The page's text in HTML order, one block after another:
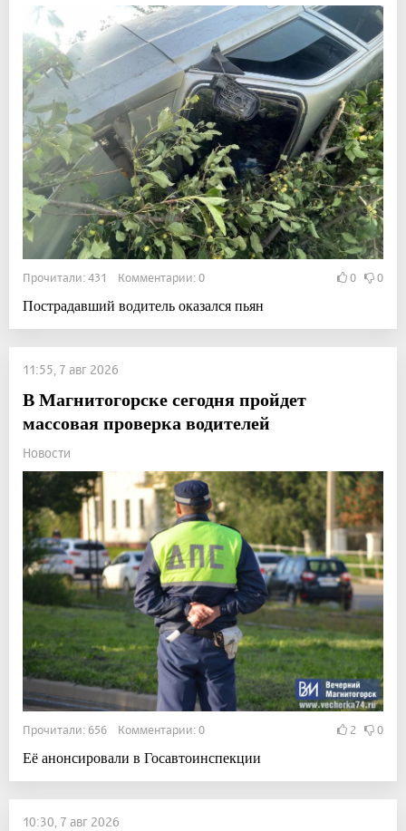
Прочитали: 431 Комментарии: 0 0 0
Пострадавший водитель оказался пьян
11:55, 7 авг 2026
В Магнитогорске сегодня пройдет
массовая проверка водителей
Новости
Прочитали: 656 Комментарии: 0 2 0
Её анонсировали в Госавтоинспекции
10:30, 7 авг 2026